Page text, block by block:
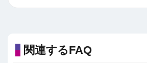
関連するFAQ